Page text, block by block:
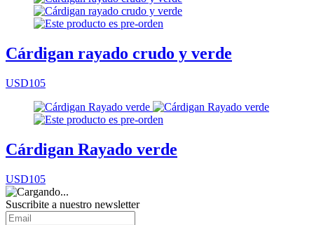
Cárdigan rayado crudo y verde
USD105
Cárdigan Rayado verde
USD105
Suscribite a nuestro newsletter